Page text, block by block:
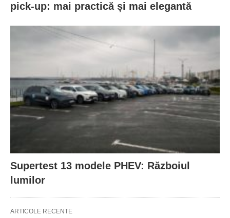
pick-up: mai practică și mai elegantă
Supertest 13 modele PHEV: Războiul
lumilor
ARTICOLE RECENTE